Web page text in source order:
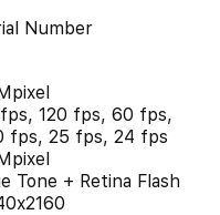
Number
120 fps, 60 fps,
fps, 25 fps, 24 fps
Tone + Retina Flash